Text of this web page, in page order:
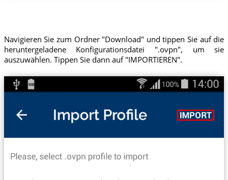
Navigieren Sie zum Ordner "Download" und tippen Sie auf die
heruntergeladene Konfigurationsdatei ".ovpn", um sie
auszuwählen. Tippen Sie dann auf "IMPORTIEREN".